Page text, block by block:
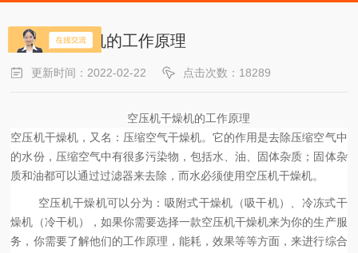
空压机干燥机的工作原理
更新时间：2022-02-22 点击次数：18289
空压机干燥机的工作原理
空压机干燥机，又名：压缩空气干燥机。它的作用是去除压缩空气中
的水份，压缩空气中有很多污染物，包括水、油、固体杂质；固体杂
质和油都可以通过过滤器来去除，而水必须使用空压机干燥机。
空压机干燥机可以分为：吸附式干燥机（吸干机）、冷冻式干
燥机（冷干机），如果你需要选择一款空压机干燥机来为你的生产服
务，你需要了解他们的工作原理，能耗，效果等等方面，来进行综合